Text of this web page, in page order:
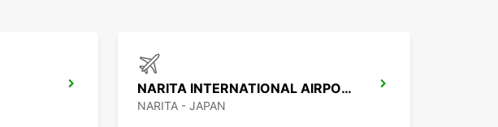
NARITA INTERNATIONAL AIRPORT
NARITA - JAPAN